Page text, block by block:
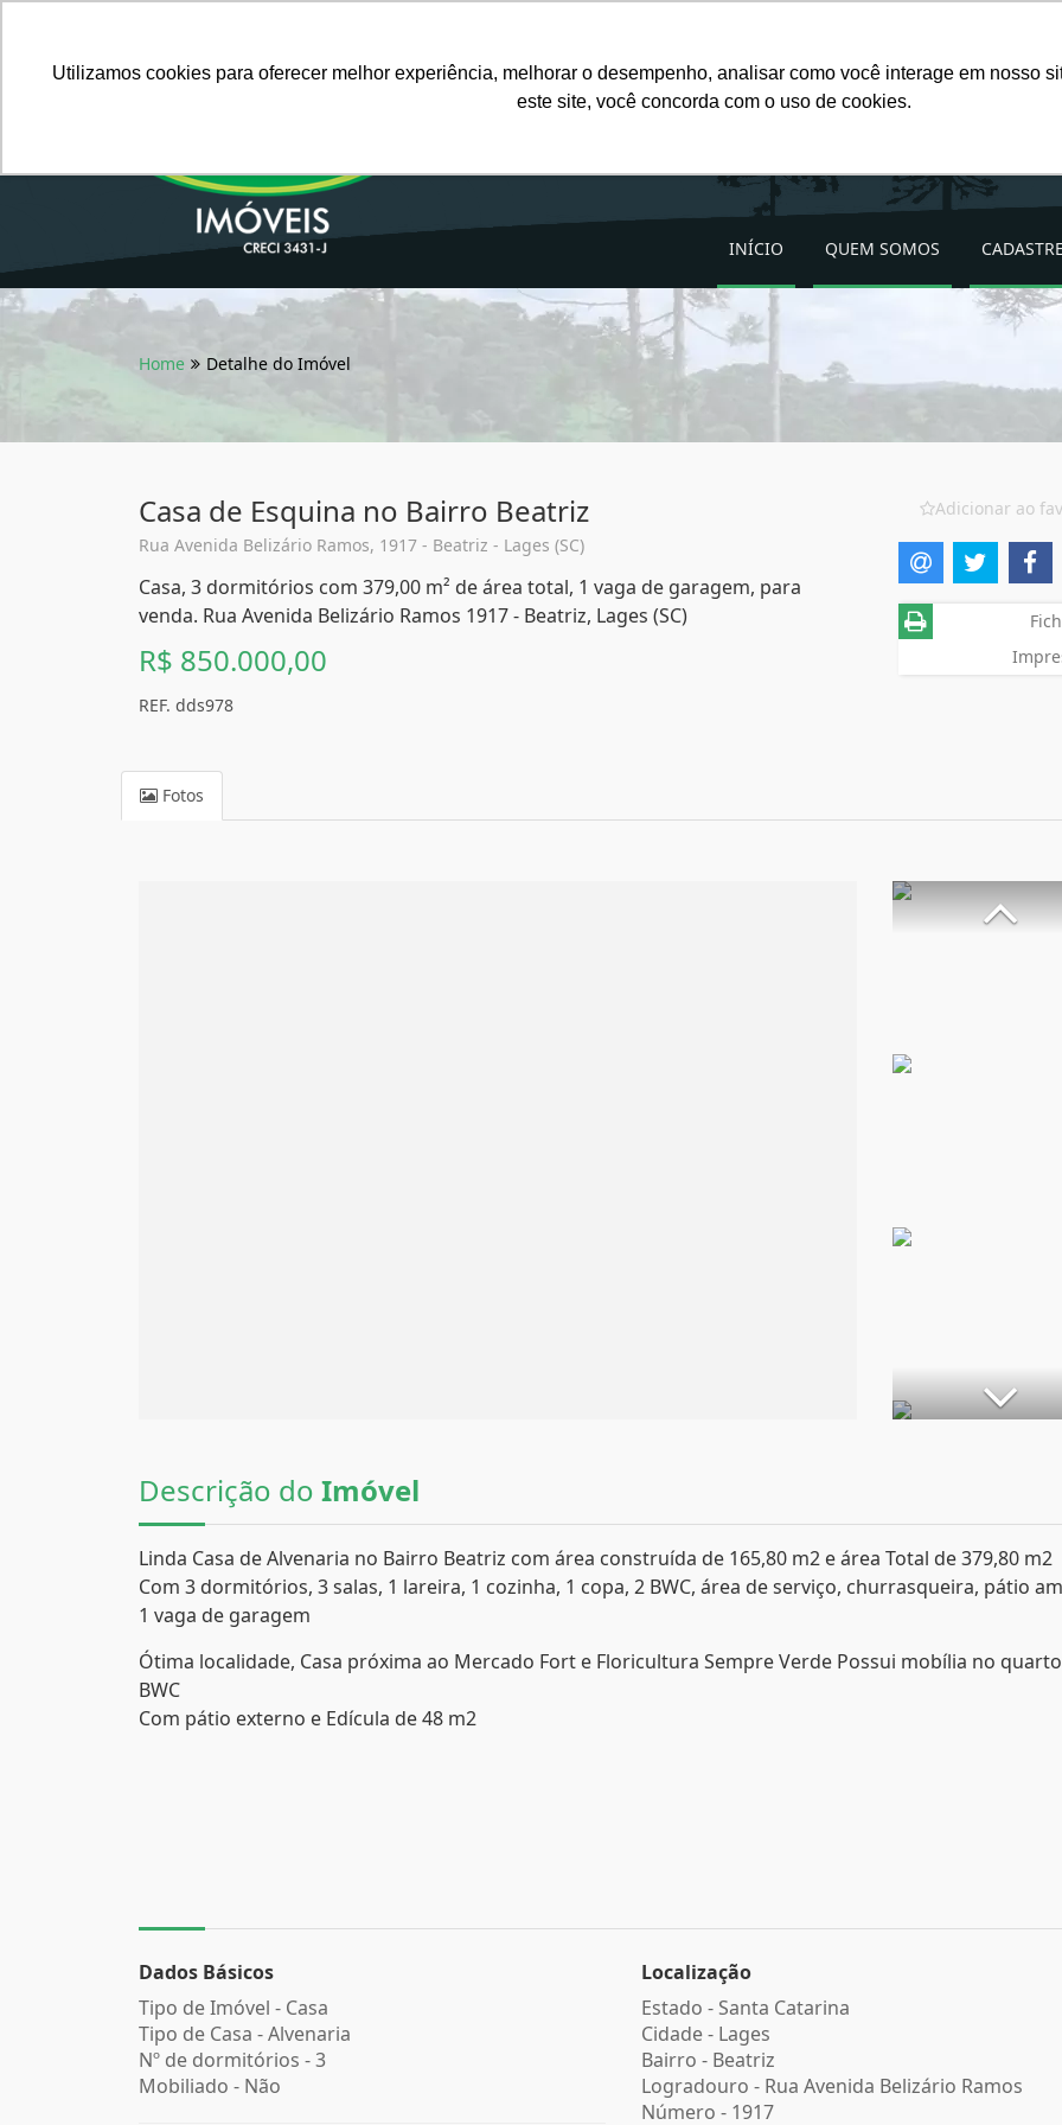
Utilizamos cookies para oferecer melhor experiência, melhorar o desempenho, analisar como você interage em nosso
este site, você concorda com o uso de cookies.
INÍCIO QUEM SOMOS
Home Detalhe do Imóvel
Casa de Esquina no Bairro Beatriz
Rua Avenida Belizário Ramos, 1917 - Beatriz - Lages (SC)
Casa, 3 dormitórios com 379,00 m² de área total, 1 vaga de garagem, para
venda. Rua Avenida Belizário Ramos 1917 - Beatriz, Lages (SC)
R$ 850.000,00
REF. dds978
Adicionar ao
Fotos
Descrição do Imóvel
Linda Casa de Alvenaria no Bairro Beatriz com área construída de 165,80 m2 e área Total de 379,80 m2
Com 3 dormitórios, 3 salas, 1 lareira, 1 cozinha, 1 copa, 2 BWC, área de serviço, churrasqueira, pátio
1 vaga de garagem
Ótima localidade, Casa próxima ao Mercado Fort e Floricultura Sempre Verde Possui mobília no
BWC
Com pátio externo e Edícula de 48 m2
Dados Básicos
Tipo de Imóvel - Casa
Tipo de Casa - Alvenaria
Nº de dormitórios - 3
Mobiliado - Não
Localização
Estado - Santa Catarina
Cidade - Lages
Bairro - Beatriz
Logradouro - Rua Avenida Belizário Ramos
Número - 1917